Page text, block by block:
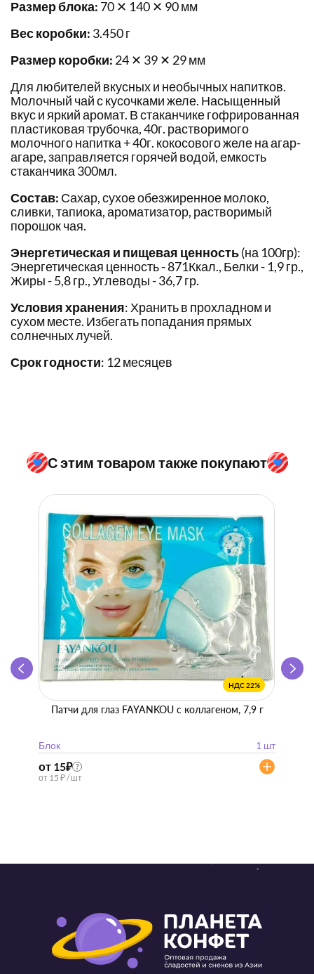
Размер блока: 70 ✕ 140 ✕ 90 мм
Вес коробки: 3.450 г
Размер коробки: 24 ✕ 39 ✕ 29 мм
Для любителей вкусных и необычных напитков.
Молочный чай с кусочками желе. Насыщенный
вкус и яркий аромат. В стаканчике гофрированная
пластиковая трубочка, 40г. растворимого
молочного напитка + 40г. кокосового желе на агар-
агаре, заправляется горячей водой, емкость
стаканчика 300мл.
Состав: Сахар, сухое обезжиренное молоко,
сливки, тапиока, ароматизатор, растворимый
порошок чая.
Энергетическая и пищевая ценность(на 100гр):
Энергетическая ценность - 871Ккал., Белки - 1,9 гр.,
Жиры - 5,8 гр., Углеводы - 36,7 гр.
Условия хранения: Хранить в прохладном и
сухом месте. Избегать попадания прямых
солнечных лучей.
Срок годности: 12 месяцев
С этим товаром также покупают
НДС 22%
Патчи для глаз FAYANKOU с коллагеном, 7,9 г
Блок 1 шт
от 15₽ ?
от 15 ₽ / шт